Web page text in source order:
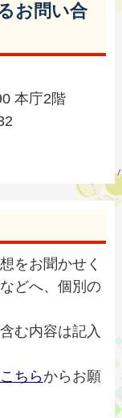
お問い合
本庁2階
をお聞かせく
どへ、個別の
む内容は記入
こちらからお願